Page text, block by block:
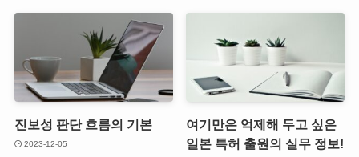
진보성 판단 흐름의 기본
2023-12-05
여기만은 억제해 두고 싶은
일본 특허 출원의 실무 정보!